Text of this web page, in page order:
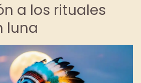
a los rituales
luna